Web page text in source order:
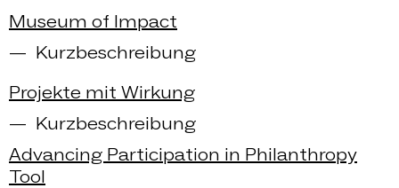
Museum of Impact
Kurzbeschreibung
Projekte mit Wirkung
Kurzbeschreibung
Advancing Participation in Philanthropy
Tool